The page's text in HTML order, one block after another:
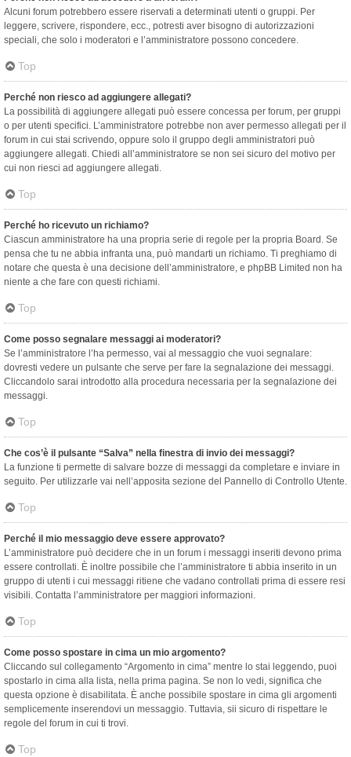
Alcuni forum potrebbero essere riservati a determinati utenti o gruppi. Per
leggere, scrivere, rispondere, ecc., potresti aver bisogno di autorizzazioni
speciali, che solo i moderatori e l’amministratore possono concedere.
Top
Perché non riesco ad aggiungere allegati?
La possibilità di aggiungere allegati può essere concessa per forum, per gruppi
o per utenti specifici. L’amministratore potrebbe non aver permesso allegati per il
forum in cui stai scrivendo, oppure solo il gruppo degli amministratori può
aggiungere allegati. Chiedi all’amministratore se non sei sicuro del motivo per
cui non riesci ad aggiungere allegati.
Top
Perché ho ricevuto un richiamo?
Ciascun amministratore ha una propria serie di regole per la propria Board. Se
pensa che tu ne abbia infranta una, può mandarti un richiamo. Ti preghiamo di
notare che questa è una decisione dell’amministratore, e phpBB Limited non ha
niente a che fare con questi richiami.
Top
Come posso segnalare messaggi ai moderatori?
Se l’amministratore l’ha permesso, vai al messaggio che vuoi segnalare:
dovresti vedere un pulsante che serve per fare la segnalazione dei messaggi.
Cliccandolo sarai introdotto alla procedura necessaria per la segnalazione dei
messaggi.
Top
Che cos’è il pulsante “Salva” nella finestra di invio dei messaggi?
La funzione ti permette di salvare bozze di messaggi da completare e inviare in
seguito. Per utilizzarle vai nell’apposita sezione del Pannello di Controllo Utente.
Top
Perché il mio messaggio deve essere approvato?
L’amministratore può decidere che in un forum i messaggi inseriti devono prima
essere controllati. È inoltre possibile che l’amministratore ti abbia inserito in un
gruppo di utenti i cui messaggi ritiene che vadano controllati prima di essere resi
visibili. Contatta l’amministratore per maggiori informazioni.
Top
Come posso spostare in cima un mio argomento?
Cliccando sul collegamento “Argomento in cima” mentre lo stai leggendo, puoi
spostarlo in cima alla lista, nella prima pagina. Se non lo vedi, significa che
questa opzione è disabilitata. È anche possibile spostare in cima gli argomenti
semplicemente inserendovi un messaggio. Tuttavia, sii sicuro di rispettare le
regole del forum in cui ti trovi.
Top